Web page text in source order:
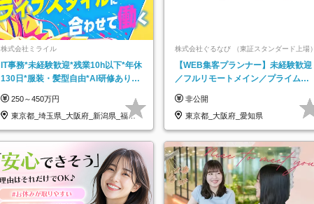
株式会社ミライル
IT事務*未経験歓迎*残業10h以下*年休
130日*服装・髪型自由*AI研修あり*
250～450万円
東京都_埼玉県_大阪府_新潟県_福岡
県
株式会社ぐるなび （東証スタンダード上場）
【WEB集客プランナー】未経験歓迎
／フルリモートメイン／プライム上
屋
非公開
東京都_大阪府_愛知県